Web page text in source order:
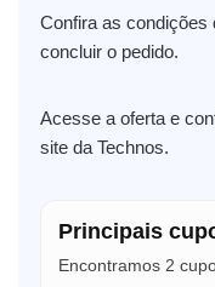
Confira as condições
concluir o pedido.
Acesse a oferta e
site da Technos.
Principais
Encontramos 2